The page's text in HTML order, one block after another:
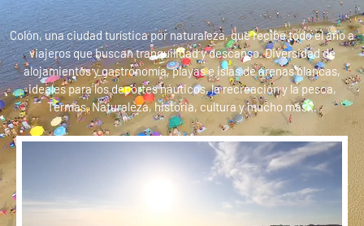
Colón, una ciudad turística por naturaleza, que recibe todo el año a
viajeros que buscan tranquilidad y descanso. Diversidad de
alojamientos y gastronomía, playas e islas de arenas blancas,
ideales para los deportes náuticos, la recreación y la pesca,
Termas, Naturaleza, historia, cultura y mucho más…